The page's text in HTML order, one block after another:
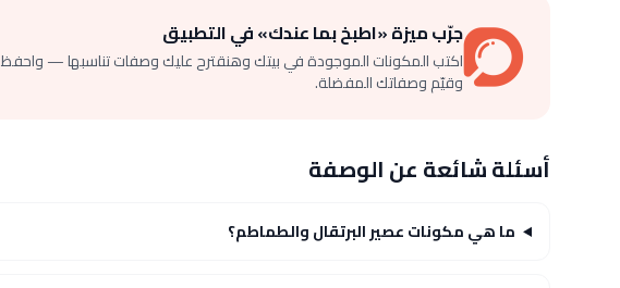
جرّب ميزة «اطبخ بما عندك» في التطبيق
اكتب المكونات الموجودة في بيتك وهنقترح عليك وصفات تناسبها — واحفظ
وقيّم وصفاتك المفضلة.
أسئلة شائعة عن الوصفة
ما هي مكونات عصير البرتقال والطماطم؟